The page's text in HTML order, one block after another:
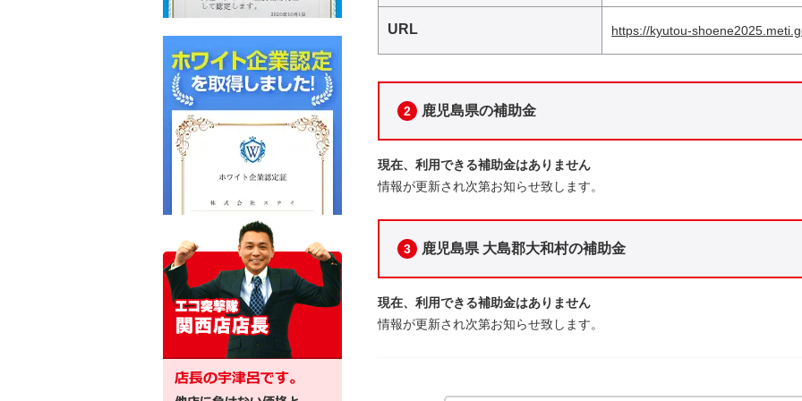
URL https://kyutou-
2 鹿児島県の補助金
現在、利用できる補助金はありません
情報が更新され次第お知らせ致します。
3 鹿児島県 大島郡大和村の補助金
現在、利用できる補助金はありません
情報が更新され次第お知らせ致します。